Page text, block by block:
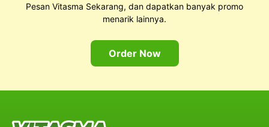
Pesan Vitasma Sekarang, dan dapatkan banyak promo
menarik lainnya.
Order Now